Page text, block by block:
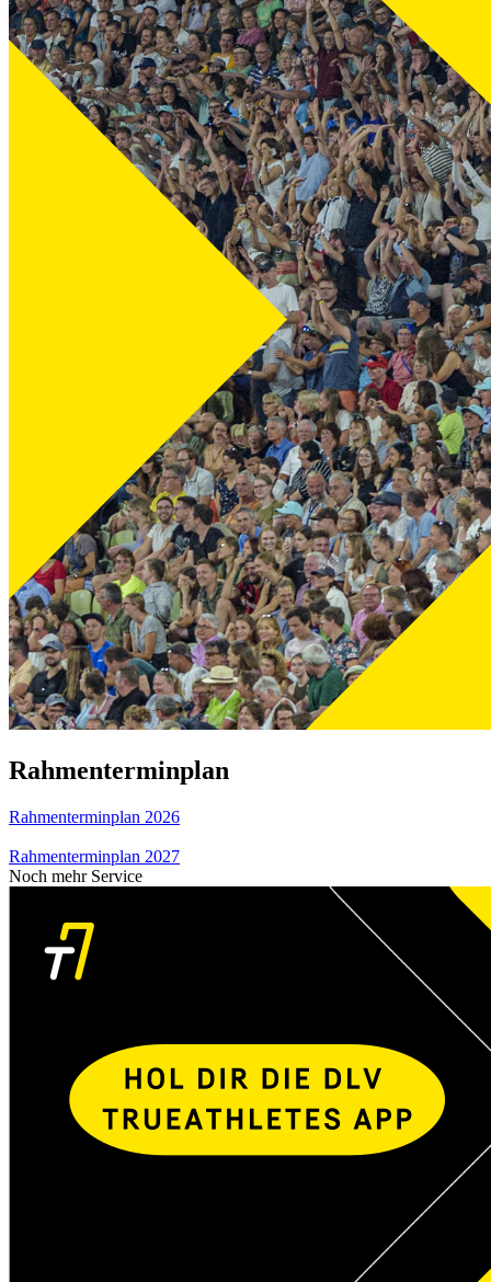
Rahmenterminplan
Rahmenterminplan 2026
Rahmenterminplan 2027
Noch mehr Service